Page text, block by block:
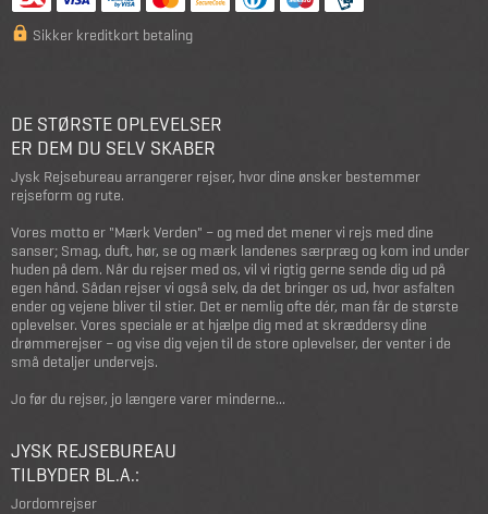
Sikker kreditkort betaling
DE STØRSTE OPLEVELSER
ER DEM DU SELV SKABER
Jysk Rejsebureau arrangerer rejser, hvor dine ønsker bestemmer
rejseform og rute.
Vores motto er "Mærk Verden" – og med det mener vi rejs med dine
sanser; Smag, duft, hør, se og mærk landenes særpræg og kom ind under
huden på dem. Når du rejser med os, vil vi rigtig gerne sende dig ud på
egen hånd. Sådan rejser vi også selv, da det bringer os ud, hvor asfalten
ender og vejene bliver til stier. Det er nemlig ofte dér, man får de største
oplevelser. Vores speciale er at hjælpe dig med at skræddersy dine
drømmerejser – og vise dig vejen til de store oplevelser, der venter i de
små detaljer undervejs.
Jo før du rejser, jo længere varer minderne...
JYSK REJSEBUREAU
TILBYDER BL.A.:
Jordomrejser